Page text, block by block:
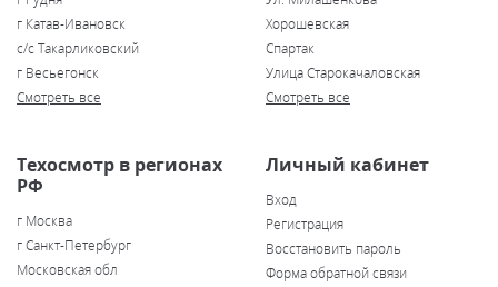
г Катав-Ивановск
с/с Такарликовский
г Весьегонск
Смотреть все
Хорошевская
Спартак
Улица Старокачаловская
Смотреть все
Техосмотр в регионах
РФ
г Москва
г Санкт-Петербург
Московская обл
Личный кабинет
Вход
Регистрация
Восстановить пароль
Форма обратной связи